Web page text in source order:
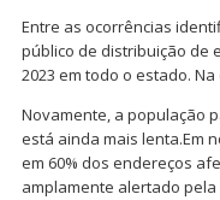
Entre as ocorrências
público de distribuição de
2023 em todo o estado.
Novamente, a população
está ainda mais lenta.Em
em 60% dos endereços
amplamente alertado